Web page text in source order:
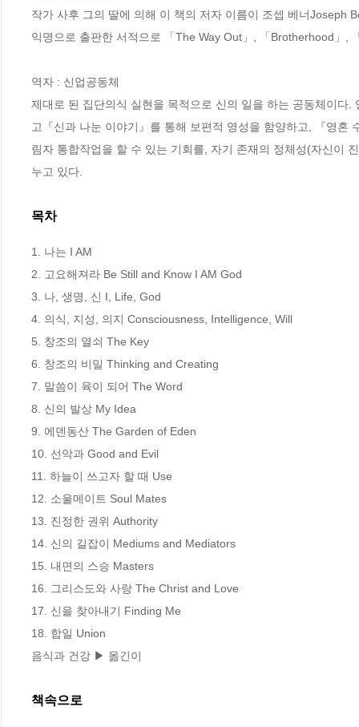
작가 사후 그의 딸에 의해 이 책의 저자 이름이 조셉 베너Joseph
익명으로 출판한 서적으로 「The Way Out」, 「Brotherhood」,
역자 : 신업공동체
제대로 된 집단의식 실현을 목적으로 신의 일을 하는 공동체이다
고『신과 나눈 이야기』를 통해 보편적 영성을 함양하고, 『영
림자 통합작업을 할 수 있는 기회를, 자기 존재의 정체성(자신이
누고 있다.
목차
1. 나는 I AM
2. 고요해져라 Be Still and Know I AM God
3. 나, 생명, 신 I, Life, God
4. 의식, 지성, 의지 Consciousness, Intelligence, Will
5. 창조의 열쇠 The Key
6. 창조의 비밀 Thinking and Creating
7. 말씀이 육이 되어 The Word
8. 신의 발상 My Idea
9. 에덴동산 The Garden of Eden
10. 선악과 Good and Evil
11. 하늘이 쓰고자 할 때 Use
12. 소울메이트 Soul Mates
13. 진정한 권위 Authority
14. 신의 길잡이 Mediums and Mediators
15. 내면의 스승 Masters
16. 그리스도와 사랑 The Christ and Love
17. 신을 찾아내기 Finding Me
18. 합일 Union
음식과 건강 ▶ 옮긴이
책속으로